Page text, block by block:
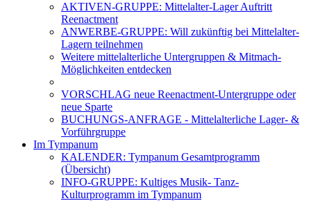
AKTIVEN-GRUPPE: Mittelalter-Lager Auftritt
Reenactment
ANWERBE-GRUPPE: Will zukünftig bei Mittelalter-
Lagern teilnehmen
Weitere mittelalterliche Untergruppen & Mitmach-
Möglichkeiten entdecken
VORSCHLAG neue Reenactment-Untergruppe oder
neue Sparte
BUCHUNGS-ANFRAGE - Mittelalterliche Lager- &
Vorführgruppe
Im Tympanum
KALENDER: Tympanum Gesamtprogramm
(Übersicht)
INFO-GRUPPE: Kultiges Musik- Tanz-
Kulturprogramm im Tympanum